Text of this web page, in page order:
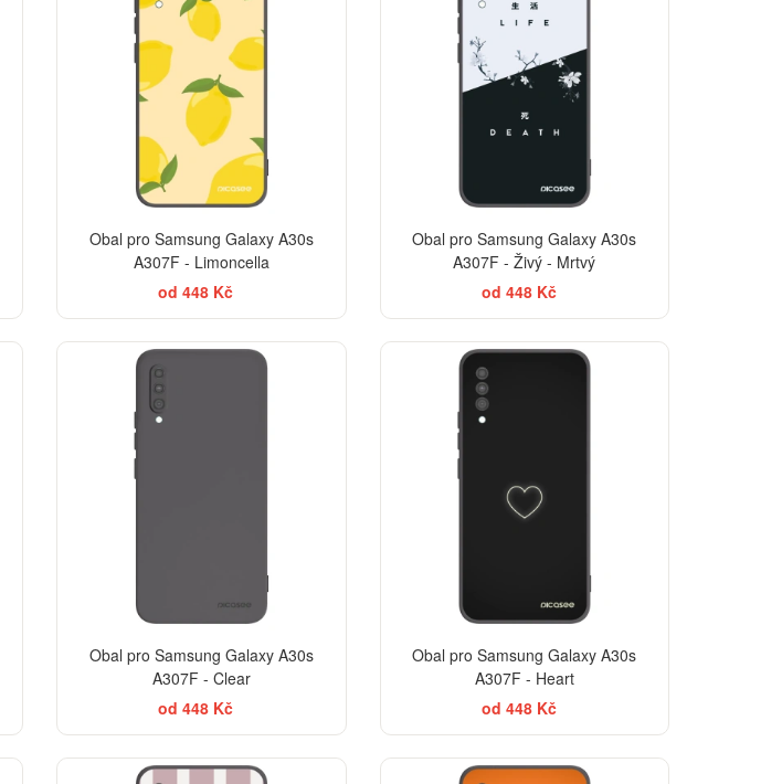
Obal pro Samsung Galaxy A30s
A307F - Limoncella
od 448 Kč
Obal pro Samsung Galaxy A30s
A307F - Živý - Mrtvý
od 448 Kč
Obal pro Samsung Galaxy A30s
A307F - Clear
od 448 Kč
Obal pro Samsung Galaxy A30s
A307F - Heart
od 448 Kč